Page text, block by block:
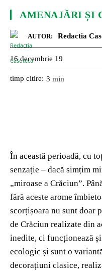
AMENAJĂRI ȘI
AUTOR: Redactia
16 decembrie 19
timp citire: 3 min
În această perioadă, cu
senzație – dacă simțim
„miroase a Crăciun”.
fără aceste arome
scorțișoara nu sunt doar
de Crăciun realizate din
inedite, ci funcționează
ecologic și sunt o
decorațiuni clasice,